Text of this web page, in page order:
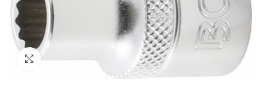
Pietuvināt